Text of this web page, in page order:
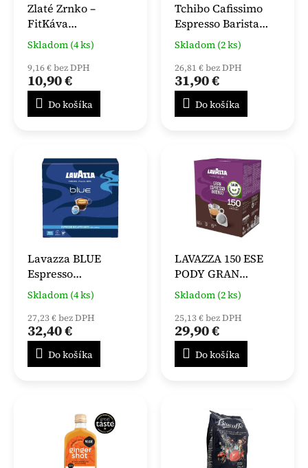
Zlaté Zrnko –
FitKáva
(Bezkofeínová 100%
arabika) – mletá v
dóze 250g
Skladom (4 ks)
9,16 € bez DPH
10,90 €
Do košíka
Tchibo Cafissimo
Espresso Barista
Brasil 96 ks
Skladom (2 ks)
26,81 € bez DPH
31,90 €
Do košíka
Lavazza BLUE
Espresso
Decaffeinato 100%
Arabica kapsule 100
x 8 g
Skladom (4 ks)
27,23 € bez DPH
32,40 €
Do košíka
LAVAZZA 150 ESE
PODY GRAN
ESPRESSO
INTENSO
Skladom (2 ks)
25,13 € bez DPH
29,90 €
Do košíka